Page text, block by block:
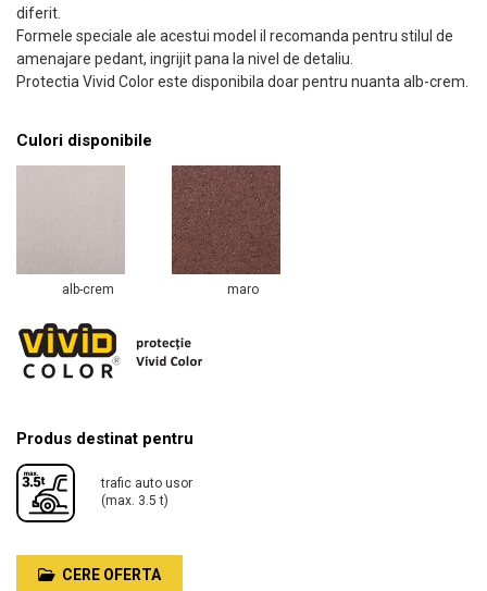
diferit.
Formele speciale ale acestui model il recomanda pentru stilul de
amenajare pedant, ingrijit pana la nivel de detaliu.
Protectia Vivid Color este disponibila doar pentru nuanta alb-crem.
Culori disponibile
alb-crem maro
Produs destinat pentru
trafic auto usor
(max. 3.5 t)
CERE OFERTA